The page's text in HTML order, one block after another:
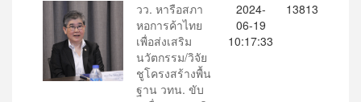
วว. หารือสภา
หอการค้าไทย
เพื่อส่งเสริม
นวัตกรรม/วิจัย
ชูโครงสร้างพื้น
ฐาน วทน. ขับ
2024-
06-19
10:17:33
13813